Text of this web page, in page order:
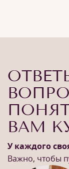
ВАМ
У каждого
Важно, чтобы